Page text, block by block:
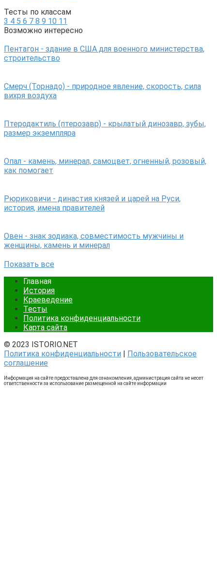
Тесты по классам
3 4 5 6 7 8 9 10 11
Возможно интересно
Пентагон - здание в США для военного министерства,
строительство
Смерч (Торнадо) - природное явление, скорость, сила
вихря воздуха
Птеродактиль (птерозавр) - крылатый динозавр, зубы,
размер экземпляра
Опал - камень, минерал, самоцвет, огненный, розовый,
как помогает
Рюриковичи - династия князей и царей на Руси,
история, имена правителей
Овен - знак зодиака, совместимость мужчины и
женщины, камень и минерал
Показать все
Главная
История
Краеведение
Тесты
Политика конфиденциальности
Карта сайта
© 2023 ISTORIO.NET
Политика конфиденциальности | Пользовательское
соглашение
Информация на сайте предоставлена для ознакомления, администрация сайта не несет
ответственности за использование размещенной на сайте информации